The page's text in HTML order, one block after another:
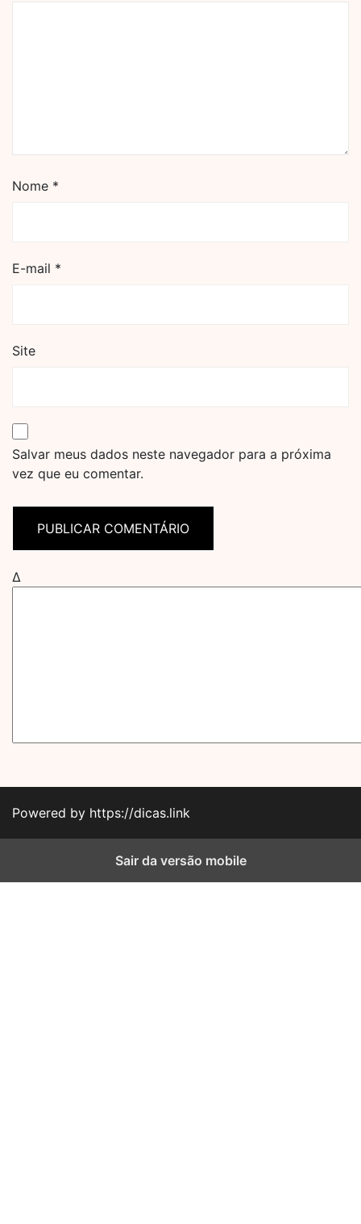
Nome *
E-mail *
Site
Salvar meus dados neste navegador para a próxima
vez que eu comentar.
Δ
Powered by https://dicas.link
Sair da versão mobile